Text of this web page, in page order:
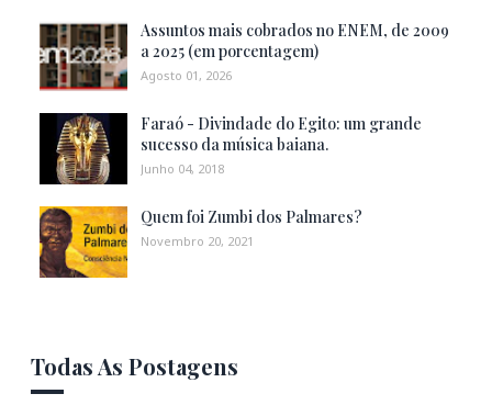
Assuntos mais cobrados no ENEM, de 2009
a 2025 (em porcentagem)
Agosto 01, 2026
Faraó - Divindade do Egito: um grande
sucesso da música baiana.
Junho 04, 2018
Quem foi Zumbi dos Palmares?
Novembro 20, 2021
Todas As Postagens